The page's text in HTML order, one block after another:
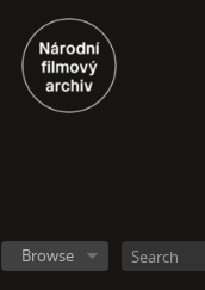
Browse